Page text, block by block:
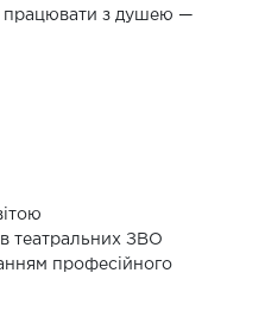
працювати з душею —
театральних ЗВО
професійного